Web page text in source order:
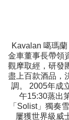
Kavalan 噶瑪
金車董事長帶領
觀摩取經，研發
盡上百款酒品，
調。 2005年成
午15:30蒸出
「Solist」獨奏
屢獲世界級威